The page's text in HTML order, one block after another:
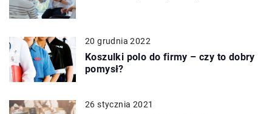
20 grudnia 2022
Koszulki polo do firmy – czy to dobry
pomysł?
26 stycznia 2021